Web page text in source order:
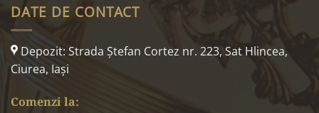
DATE DE CONTACT
Depozit: Strada Ştefan Cortez nr. 223, Sat Hlincea,
Ciurea, Iaşi
Comenzi la: